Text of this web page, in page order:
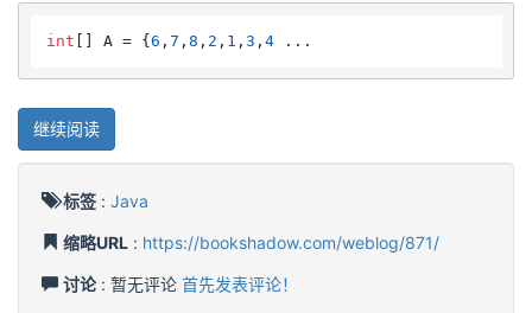
int [] A = {6 , 7 , 8 , 2 , 1 , 3 , 4 ...
继续阅读
标签 : Java
缩略URL : https://bookshadow.com/weblog/871/
讨论: 暂无评论 首先发表评论！